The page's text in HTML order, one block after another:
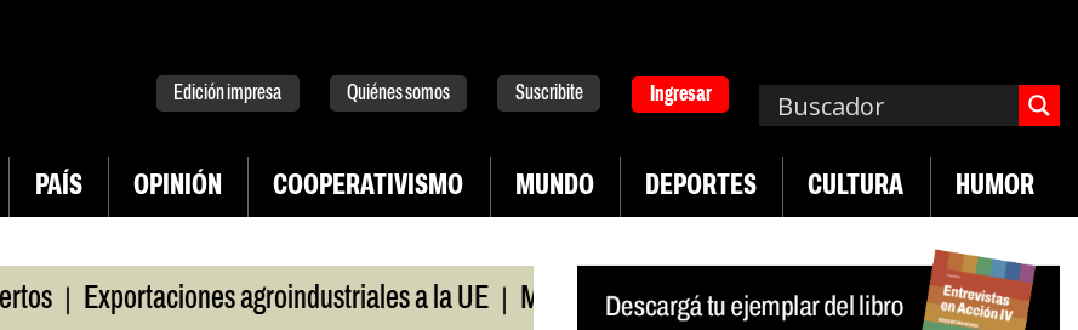
Edición impresa Quiénes somos Suscribite Ingresar
PAÍS OPINIÓN COOPERATIVISMO MUNDO DEPORTES CULTURA HUMOR
Exportaciones agroindustriales a la UE | Morosidad en jóvenes precarizados | Cae la actividad en